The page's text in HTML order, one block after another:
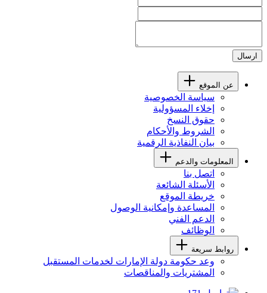
ارسال
عن الموقع
سياسة الخصوصية
إخلاء المسؤولية
حقوق النسخ
الشروط والأحكام
بيان النفاذية الرقمية
المعلومات والدعم
اتصل بنا
الأسئلة الشائعة
خريطة الموقع
المساعدة وإمكانية الوصول
الدعم الفني
الوظائف
روابط سريعة
وعد حكومة دولة الإمارات لخدمات المستقبل
المشتريات والمناقصات